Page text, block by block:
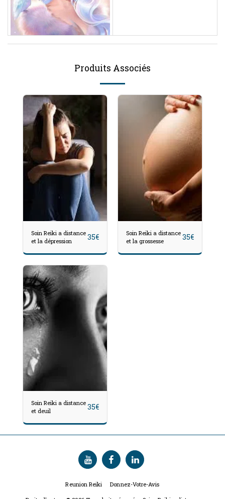
Produits Associés
Soin Reiki a distance
et la dépression
35€
Soin Reiki a distance
et la grossesse
35€
Soin Reiki a distance
et deuil
35€
Reunion Reiki Donnez-Votre-Avis